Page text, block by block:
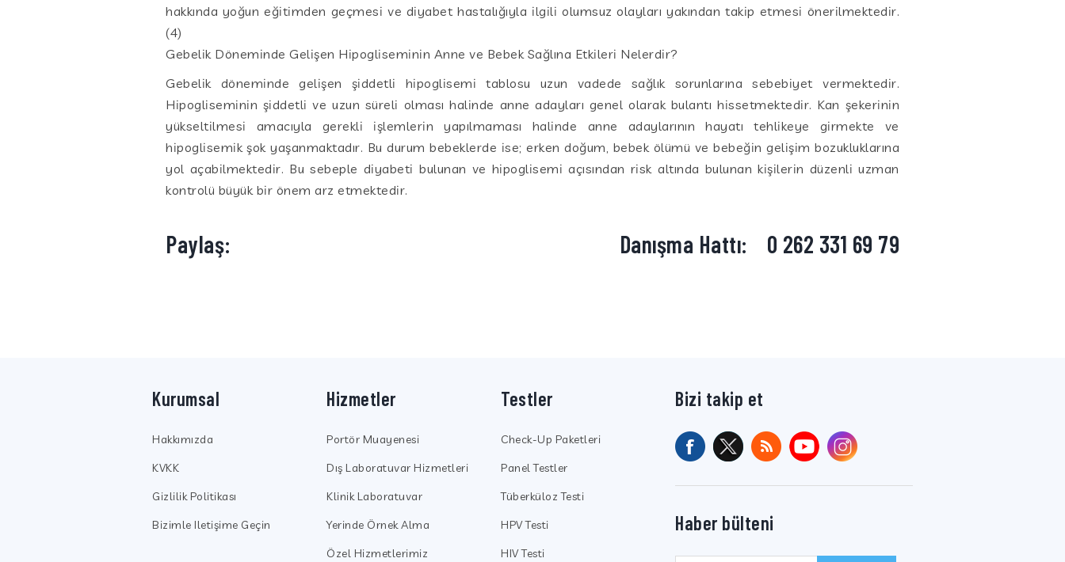
hakkında yoğun eğitimden geçmesi ve diyabet hastalığıyla ilgili olumsuz olayları yakından takip etmesi önerilmektedir.
(4)
Gebelik Döneminde Gelişen Hipogliseminin Anne ve Bebek Sağlına Etkileri Nelerdir?
Gebelik döneminde gelişen şiddetli hipoglisemi tablosu uzun vadede sağlık sorunlarına sebebiyet vermektedir.
Hipogliseminin şiddetli ve uzun süreli olması halinde anne adayları genel olarak bulantı hissetmektedir. Kan şekerinin
yükseltilmesi amacıyla gerekli işlemlerin yapılmaması halinde anne adaylarının hayatı tehlikeye girmekte ve
hipoglisemik şok yaşanmaktadır. Bu durum bebeklerde ise; erken doğum, bebek ölümü ve bebeğin gelişim bozukluklarına
yol açabilmektedir. Bu sebeple diyabeti bulunan ve hipoglisemi açısından risk altında bulunan kişilerin düzenli uzman
kontrolü büyük bir önem arz etmektedir.
Paylaş: Danışma Hattı: 0 262 331 69 79
Kurumsal
Hakkımızda
KVKK
Gizlilik Politikası
Bizimle Iletişime Geçin
Hizmetler
Portör Muayenesi
Dış Laboratuvar Hizmetleri
Klinik Laboratuvar
Yerinde Örnek Alma
Özel Hizmetlerimiz
Testler
Check-Up Paketleri
Panel Testler
Tüberküloz Testi
HPV Testi
HIV Testi
Bizi takip et
Haber bülteni